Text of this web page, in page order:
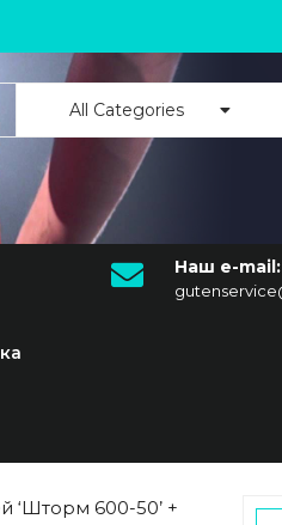
All Categories
Наш e-mail:
‘Шторм 600-50’ +